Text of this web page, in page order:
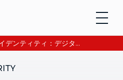
エージェント型AI時代のアイデンティティ：デジタル信頼の獲得と検証について、CEOアンドレ・デュランが語る。今すぐ読む。